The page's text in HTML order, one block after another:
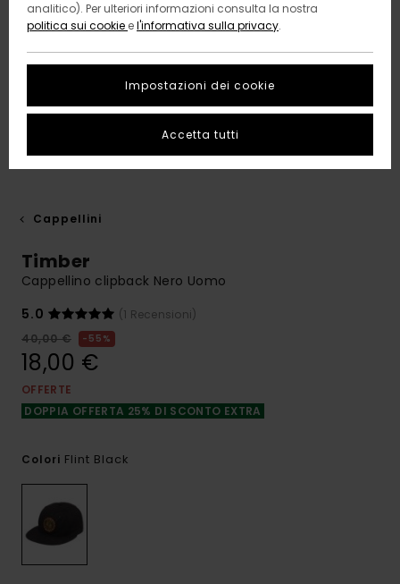
Cappellini
Timber
Cappellino clipback Nero Uomo
5.0
(1 Recensioni)
40,00 €
55%
18,00 €
OFFERTE
DOPPIA OFFERTA 25% DI SCONTO EXTRA
Colori Flint Black
analitico). Per ulteriori informazioni consulta la nostra
politica sui cookie el'informativa sulla privacy.
Impostazioni dei cookie
Accetta tutti